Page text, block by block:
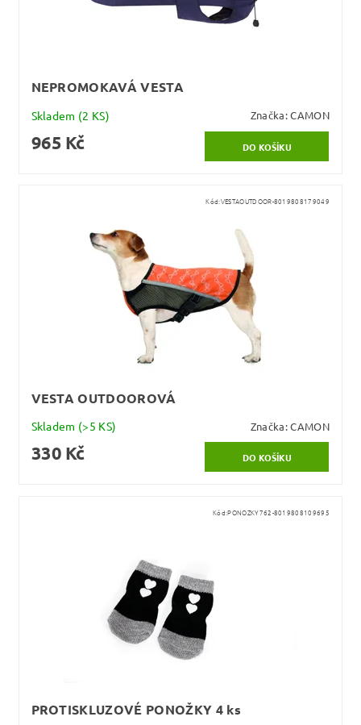
NEPROMOKAVÁ VESTA
Skladem (2 KS) Značka:CAMON
965 Kč
Kód:VESTAOUTDOOR-8019808179049
VESTA OUTDOOROVÁ
Skladem (>5 KS) Značka:CAMON
330 Kč
Kód:PONOZKY762-8019808109695
PROTISKLUZOVÉ PONOŽKY 4 ks